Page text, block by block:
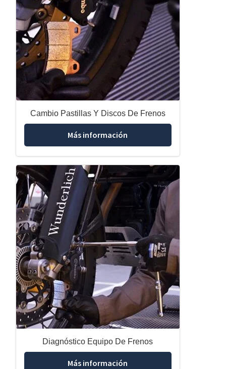
Cambio Pastillas Y Discos De Frenos
Más información
Diagnóstico Equipo De Frenos
Más información